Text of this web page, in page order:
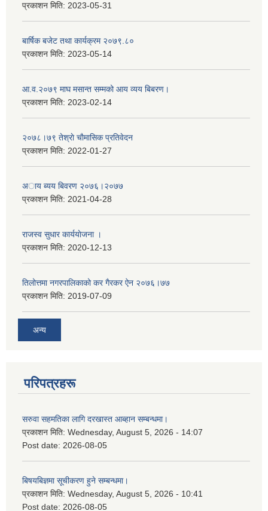
प्रकाशन मिति: 2023-05-31
बार्षिक बजेट तथा कार्यक्रम २०७९.८०
प्रकाशन मिति: 2023-05-14
आ.व.२०७९ माघ मसान्त सम्मको आय व्यय बिबरण।
प्रकाशन मिति: 2023-02-14
२०७८।७९ तेश्राे चाैमासिक प्रतिवेदन
प्रकाशन मिति: 2022-01-27
अाय ब्यय बिवरण २०७६।२०७७
प्रकाशन मिति: 2021-04-28
राजस्व सुधार कार्ययाेजना ।
प्रकाशन मिति: 2020-12-13
तिलोत्तमा नगरपालिकाको कर गैरकर ऐन २०७६।७७
प्रकाशन मिति: 2019-07-09
अन्य
परिपत्रहरू
सरुवा सहमतिका लागि दरखास्त आब्हान सम्बन्धमा।
प्रकाशन मिति: Wednesday, August 5, 2026 - 14:07
Post date: 2026-08-05
बिषयबिज्ञमा सूचीकरण हुने सम्बन्धमा।
प्रकाशन मिति: Wednesday, August 5, 2026 - 10:41
Post date: 2026-08-05